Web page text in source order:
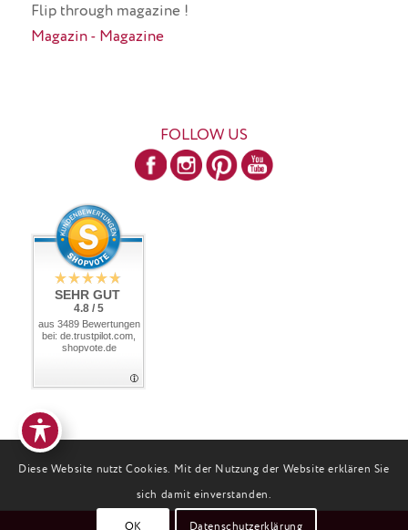
Flip through magazine !
Magazin - Magazine
FOLLOW US
SEHR GUT
4.8 / 5
aus 3489 Bewertungen
bei: de.trustpilot.com,
shopvote.de
Diese Website nutzt Cookies. Mit der Nutzung der Website erklären Sie
sich damit einverstanden.
OK Datenschutzerklärung